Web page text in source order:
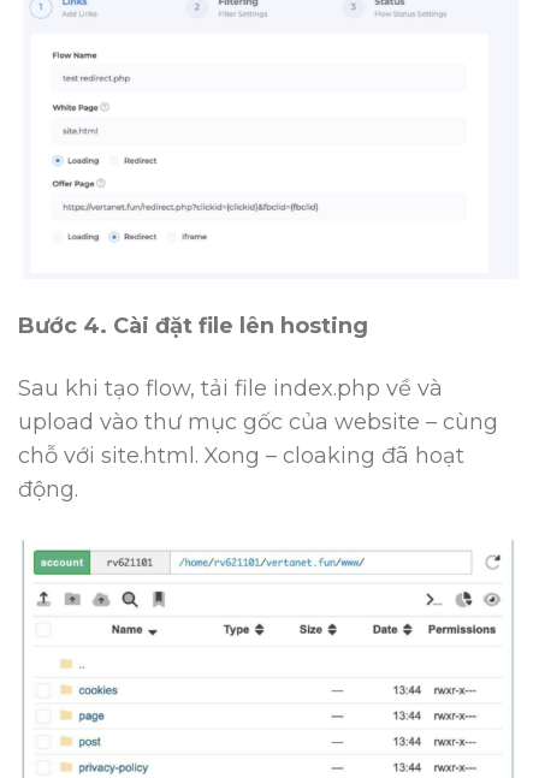
Bước 4. Cài đặt file lên hosting
Sau khi tạo flow, tải file index.php về và
upload vào thư mục gốc của website – cùng
chỗ với site.html. Xong – cloaking đã hoạt
động.